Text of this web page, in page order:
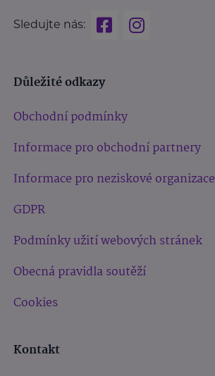
Sledujte nás:
Důležité odkazy
Obchodní podmínky
Informace pro obchodní partnery
Informace pro neziskové organizace
GDPR
Podmínky užití webových stránek
Obecná pravidla soutěží
Cookies
Kontakt